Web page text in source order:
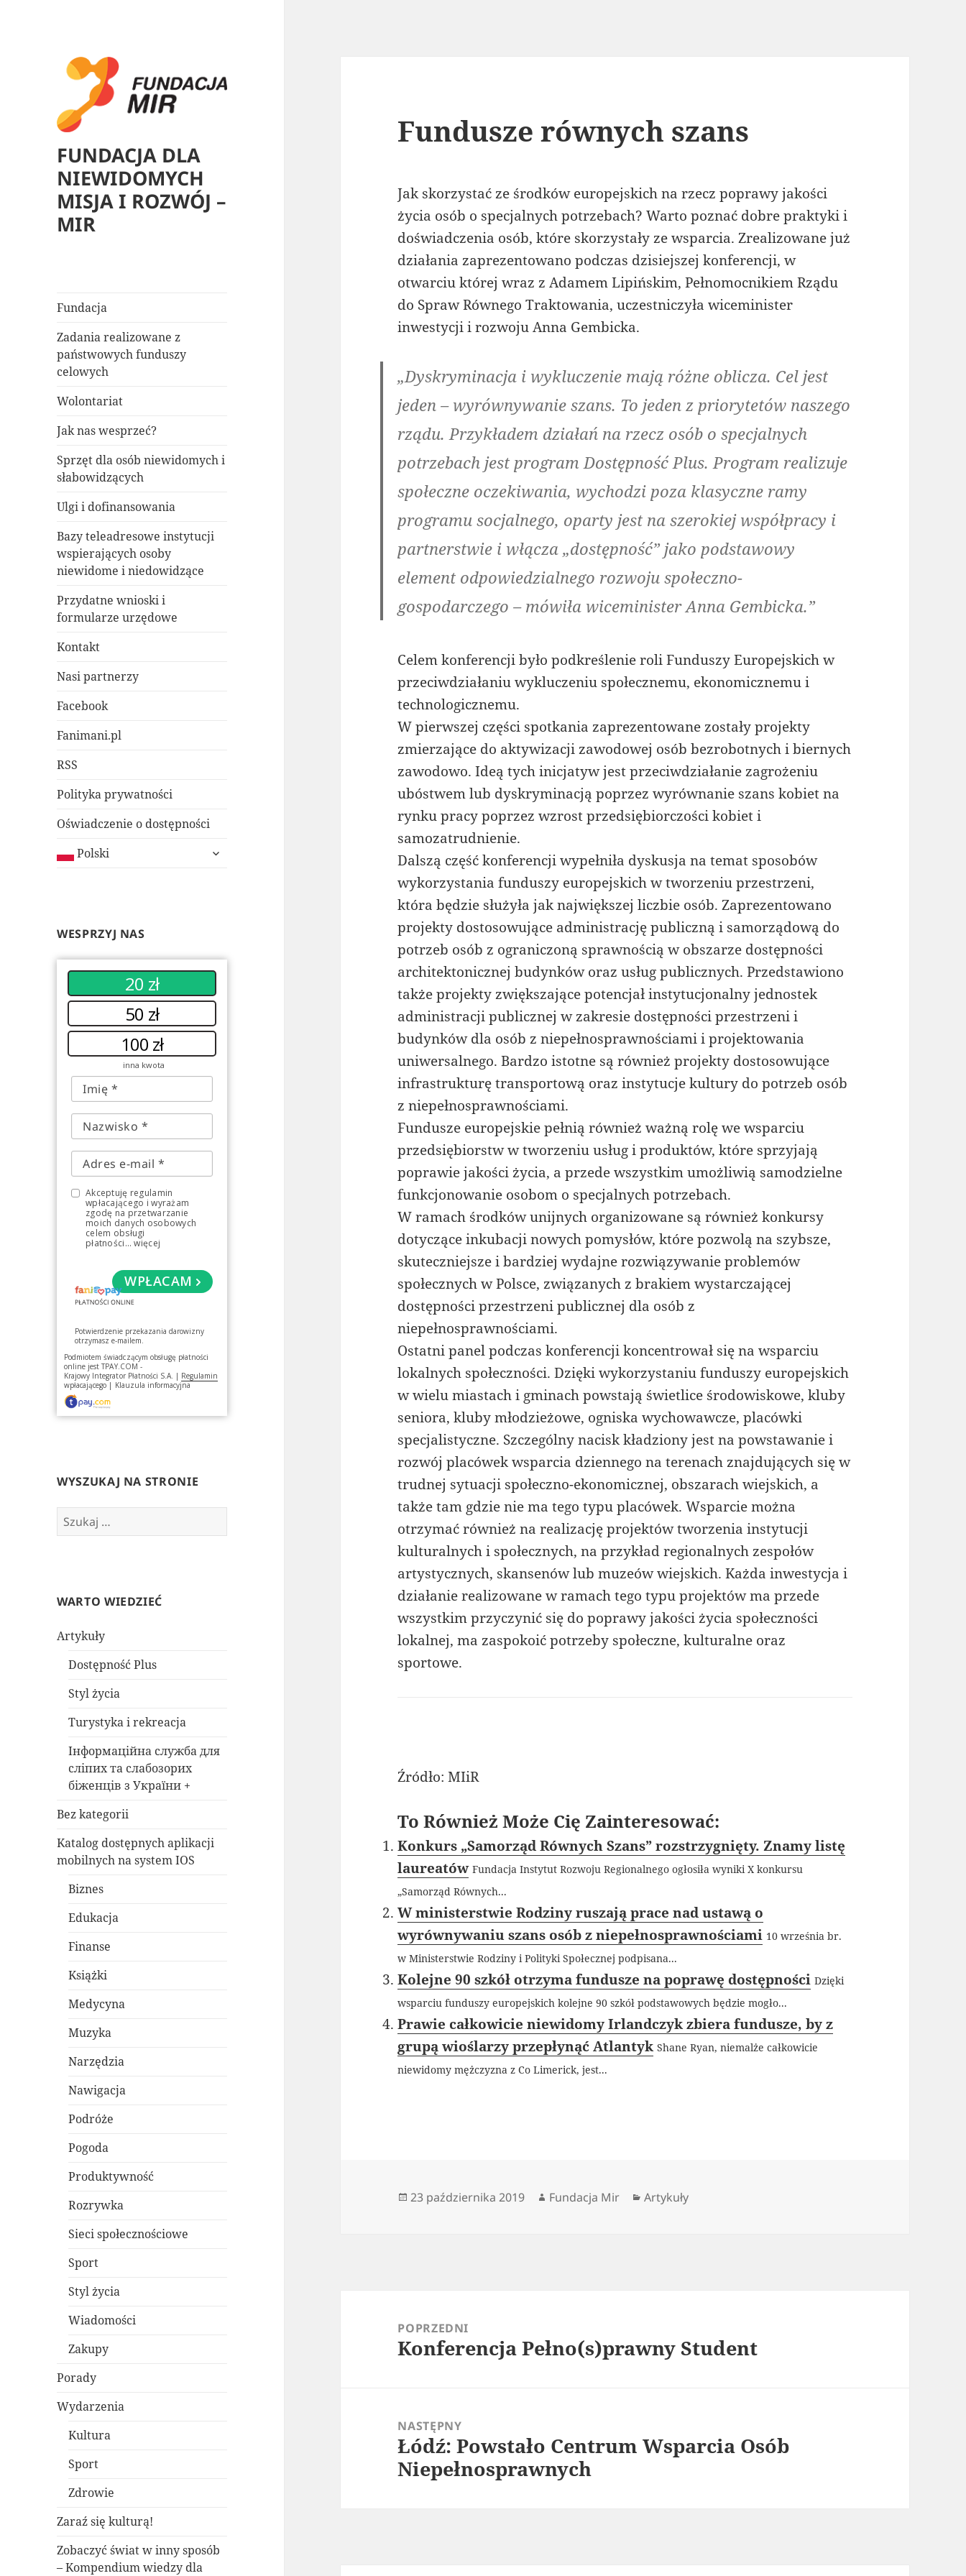
FUNDACJA DLA
NIEWIDOMYCH
MISJA I ROZWÓJ –
MIR
Fundacja
Zadania realizowane z
państwowych funduszy
celowych
Wolontariat
Jak nas wesprzeć?
Sprzęt dla osób niewidomych i
słabowidzących
Ulgi i dofinansowania
Bazy teleadresowe instytucji
wspierających osoby
niewidome i niedowidzące
Przydatne wnioski i
formularze urzędowe
Kontakt
Nasi partnerzy
Facebook
Fanimani.pl
RSS
Polityka prywatności
Oświadczenie o dostępności
Polski
rozwiń
WESPRZYJ NAS
20 zł
50 zł
100 zł
inna kwota
Akceptuję regulamin
wpłacającego i wyrażam
zgodę na przetwarzanie
moich danych osobowych
celem obsługi
płatności... więcej
WPŁACAM
Potwierdzenie przekazania darowizny
otrzymasz e-mailem.
Podmiotem świadczącym obsługę płatności
online jestTPAY.COM -
Krajowy Integrator Płatności S.A. | Regulamin
wpłacającego | Klauzula informacyjna
WYSZUKAJ NA STRONIE
Szukaj:
WARTO WIEDZIEĆ
Artykuły
Dostępność Plus
Styl życia
Turystyka i rekreacja
Інформаційна служба для
сліпих та слабозорих
біженців з України +
Bez kategorii
Katalog dostępnych aplikacji
mobilnych na system IOS
Biznes
Edukacja
Finanse
Książki
Medycyna
Muzyka
Narzędzia
Nawigacja
Podróże
Pogoda
Produktywność
Rozrywka
Sieci społecznościowe
Sport
Styl życia
Wiadomości
Zakupy
Porady
Wydarzenia
Kultura
Sport
Zdrowie
Zaraź się kulturą!
Zobaczyć świat w inny sposób
– Kompendium wiedzy dla
Fundusze równych szans
Jak skorzystać ze środków europejskich na rzecz poprawy jakości
życia osób o specjalnych potrzebach? Warto poznać dobre praktyki i
doświadczenia osób, które skorzystały ze wsparcia. Zrealizowane już
działania zaprezentowano podczas dzisiejszej konferencji, w
otwarciu której wraz z Adamem Lipińskim, Pełnomocnikiem Rządu
do Spraw Równego Traktowania, uczestniczyła wiceminister
inwestycji i rozwoju Anna Gembicka.
„Dyskryminacja i wykluczenie mają różne oblicza. Cel jest
jeden – wyrównywanie szans. To jeden z priorytetów naszego
rządu. Przykładem działań na rzecz osób o specjalnych
potrzebach jest program Dostępność Plus. Program realizuje
społeczne oczekiwania, wychodzi poza klasyczne ramy
programu socjalnego, oparty jest na szerokiej współpracy i
partnerstwie i włącza „dostępność” jako podstawowy
element odpowiedzialnego rozwoju społeczno-
gospodarczego – mówiła wiceminister Anna Gembicka.”
Celem konferencji było podkreślenie roli Funduszy Europejskich w
przeciwdziałaniu wykluczeniu społecznemu, ekonomicznemu i
technologicznemu.
W pierwszej części spotkania zaprezentowane zostały projekty
zmierzające do aktywizacji zawodowej osób bezrobotnych i biernych
zawodowo. Ideą tych inicjatyw jest przeciwdziałanie zagrożeniu
ubóstwem lub dyskryminacją poprzez wyrównanie szans kobiet na
rynku pracy poprzez wzrost przedsiębiorczości kobiet i
samozatrudnienie.
Dalszą część konferencji wypełniła dyskusja na temat sposobów
wykorzystania funduszy europejskich w tworzeniu przestrzeni,
która będzie służyła jak największej liczbie osób. Zaprezentowano
projekty dostosowujące administrację publiczną i samorządową do
potrzeb osób z ograniczoną sprawnością w obszarze dostępności
architektonicznej budynków oraz usług publicznych. Przedstawiono
także projekty zwiększające potencjał instytucjonalny jednostek
administracji publicznej w zakresie dostępności przestrzeni i
budynków dla osób z niepełnosprawnościami i projektowania
uniwersalnego. Bardzo istotne są również projekty dostosowujące
infrastrukturę transportową oraz instytucje kultury do potrzeb osób
z niepełnosprawnościami.
Fundusze europejskie pełnią również ważną rolę we wsparciu
przedsiębiorstw w tworzeniu usług i produktów, które sprzyjają
poprawie jakości życia, a przede wszystkim umożliwią samodzielne
funkcjonowanie osobom o specjalnych potrzebach.
W ramach środków unijnych organizowane są również konkursy
dotyczące inkubacji nowych pomysłów, które pozwolą na szybsze,
skuteczniejsze i bardziej wydajne rozwiązywanie problemów
społecznych w Polsce, związanych z brakiem wystarczającej
dostępności przestrzeni publicznej dla osób z
niepełnosprawnościami.
Ostatni panel podczas konferencji koncentrował się na wsparciu
lokalnych społeczności. Dzięki wykorzystaniu funduszy europejskich
w wielu miastach i gminach powstają świetlice środowiskowe, kluby
seniora, kluby młodzieżowe, ogniska wychowawcze, placówki
specjalistyczne. Szczególny nacisk kładziony jest na powstawanie i
rozwój placówek wsparcia dziennego na terenach znajdujących się w
trudnej sytuacji społeczno-ekonomicznej, obszarach wiejskich, a
także tam gdzie nie ma tego typu placówek. Wsparcie można
otrzymać również na realizację projektów tworzenia instytucji
kulturalnych i społecznych, na przykład regionalnych zespołów
artystycznych, skansenów lub muzeów wiejskich. Każda inwestycja i
działanie realizowane w ramach tego typu projektów ma przede
wszystkim przyczynić się do poprawy jakości życia społeczności
lokalnej, ma zaspokoić potrzeby społeczne, kulturalne oraz
sportowe.
Źródło: MIiR
To Również Może Cię Zainteresować:
Konkurs „Samorząd Równych Szans” rozstrzygnięty. Znamy listę
laureatów Fundacja Instytut Rozwoju Regionalnego ogłosiła wyniki X konkursu
„Samorząd Równych...
W ministerstwie Rodziny ruszają prace nad ustawą o
wyrównywaniu szans osób z niepełnosprawnościami 10 września br.
w Ministerstwie Rodziny i Polityki Społecznej podpisana...
Kolejne 90 szkół otrzyma fundusze na poprawę dostępności Dzięki
wsparciu funduszy europejskich kolejne 90 szkół podstawowych będzie mogło...
Prawie całkowicie niewidomy Irlandczyk zbiera fundusze, by z
grupą wioślarzy przepłynąć Atlantyk Shane Ryan, niemalże całkowicie
niewidomy mężczyzna z Co Limerick, jest...
Data
23 października 2019 Autor
Fundacja Mir Kategorie
Artykuły
POPRZEDNI
Poprzedni
Konferencja Pełno(s)prawny Student
NASTĘPNY
Następny
wpis:
Łódź: Powstało Centrum Wsparcia Osób
Niepełnosprawnych